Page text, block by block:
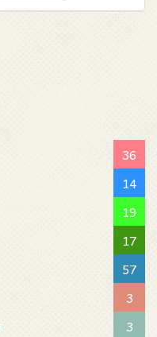
36
14
19
17
57
3
3